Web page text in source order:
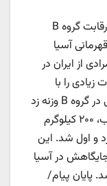
به گزارش خبرنگارورزشی خبرگزاری فارس، رقابت گروه B
قهرمانی آسیا
از ایران در
را با
مصدومیت سپری کرده بود با نظر کادرفنی در گروه B وزنه زد
و در یک ضرب رکورد ۱۶۲ کیلوگرم یک ضرب، ۲۰۰ کیلوگرم
ثبت کرد و اول شد. این
در آسیا